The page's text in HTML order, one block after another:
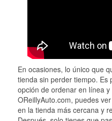
En ocasiones, lo único que
tienda sin perder tiempo. Es
opción de ordenar en línea
OReillyAuto.com, puedes
en la tienda más cercana y